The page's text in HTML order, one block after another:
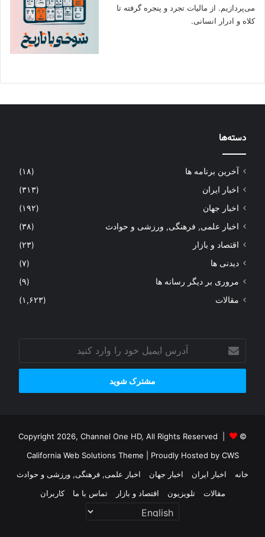
می‌پردازیم. از مالیات تجرد و پنجره گرفته تا
کلاه و ادرار انسانی.
دسته‌ها
آخرین برنامه ها
(۱۸)
اخبار ایران
(۳۱۳)
اخبار جهان
(۱۹۲)
اخبار علمی, فرهنگی, ورزشی و حوادث
(۳۸)
اقتصاد و بازار
(۲۳)
دیدنی ها
(۷)
مروری بر دیگر رسانه ها
(۹)
مقالات
(۱,۶۲۳)
آدرس
ایمیل
خود
وارد
© Copyright 2026, Channel One HD, All Rights Reserved |
California Web Solutions Theme | Proudly Hosted by CWS
خانه
اخبار ایران اخبار جهان
اخبار علمی, فرهنگی, ورزشی و حوادث
مقالات
تلویزیون اقتصاد و بازار تماس با ما کاربران